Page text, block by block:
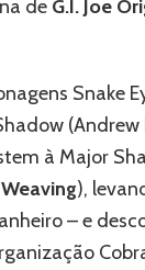
de G.I. Joe
Snake
(Andrew
à Major
),
– e